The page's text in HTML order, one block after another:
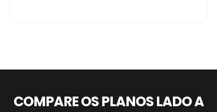
COMPARE OS PLANOS LADO A